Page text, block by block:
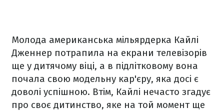
Молода американська мільярдерка Кайлі
Дженнер потрапила на екрани телевізорів
ще у дитячому віці, а в підлітковому вона
почала свою модельну кар'єру, яка досі є
доволі успішною. Втім, Кайлі нечасто згадує
про своє дитинство, яке на той момент ще